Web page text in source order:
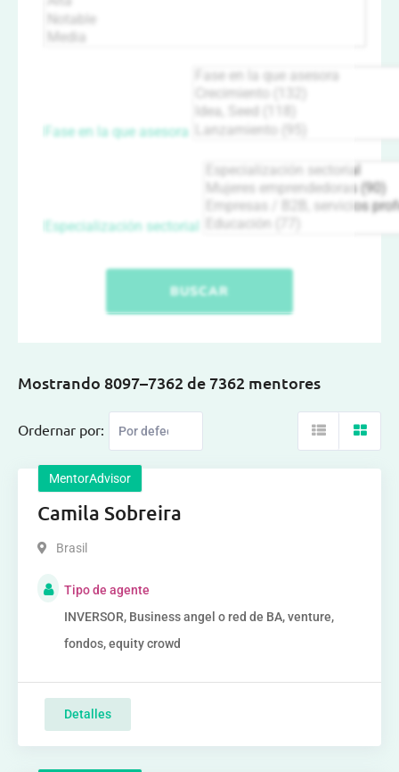
Fase en la que asesora
Especialización sectorial
BUSCAR
Mostrando 8097–7362 de 7362 mentores
Ordernar por:
MentorAdvisor
Camila Sobreira
Brasil
Tipo de agente
INVERSOR, Business angel o red de BA, venture,
fondos, equity crowd
Detalles